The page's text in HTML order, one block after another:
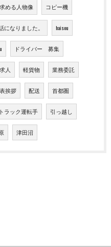
求める人物像 コピー機
になりました。 haisou
ドライバー 募集
求人 軽貨物 業務委託
挨拶 配送 首都圏
トラック運転手 引っ越し
津田沼